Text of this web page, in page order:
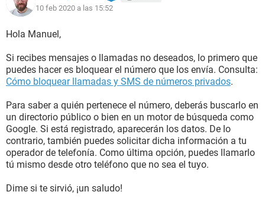
10 feb 2020 a las 15:52
Hola Manuel,
Si recibes mensajes o llamadas no deseados, lo primero que
puedes hacer es bloquear el número que los envía. Consulta:
Cómo bloquear llamadas y SMS de números privados.
Para saber a quién pertenece el número, deberás buscarlo en
un directorio público o bien en un motor de búsqueda como
Google. Si está registrado, aparecerán los datos. De lo
contrario, también puedes solicitar dicha información a tu
operador de telefonía. Como última opción, puedes llamarlo
tú mismo desde otro teléfono que no sea el tuyo.
Dime si te sirvió, ¡un saludo!